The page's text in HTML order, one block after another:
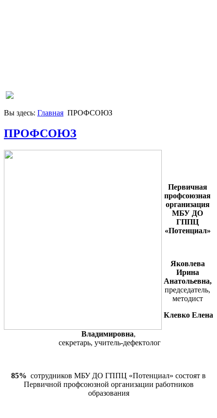
Вы здесь: Главная ПРОФСОЮЗ
ПРОФСОЮЗ
Первичная
профсоюзная
организация
МБУ ДО
ГППЦ
«Потенциал»
Яковлева
Ирина
Анатольевна,
председатель,
методист
Клевко Елена
Владимировна,
секретарь, учитель-дефектолог
85% сотрудников МБУ ДО ГППЦ «Потенциал» состоят в
Первичной профсоюзной организации работников
образования